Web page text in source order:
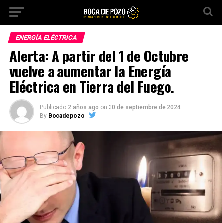
ENERGÍA ELÉCTRICA
Alerta: A partir del 1 de Octubre
vuelve a aumentar la Energía
Eléctrica en Tierra del Fuego.
Publicado 2 años ago on 30 de septiembre de 2024
By Bocadepozo